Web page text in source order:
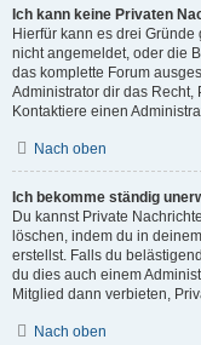
Ich kann keine Privaten
Hierfür kann es drei
nicht angemeldet, oder die
das komplette Forum
Administrator dir das Recht,
Kontaktiere einen
Nach oben
Ich bekomme ständig
Du kannst Private
löschen, indem du in
erstellst. Falls du
du dies auch einem
Mitglied dann verbieten,
Nach oben